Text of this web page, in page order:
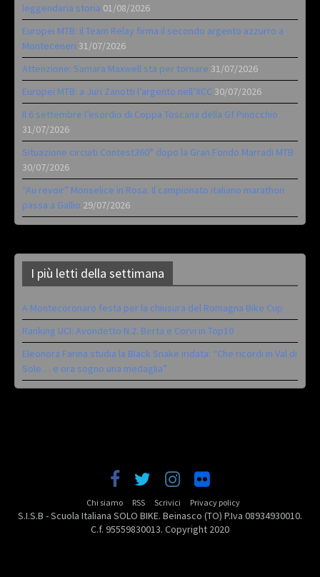
leggendaria storia 01/08/2026
Europei MTB: il Team Relay firma il secondo argento azzurro a
Monteceneri 31/07/2026
Attenzione: Samara Maxwell sta per tornare 31/07/2026
Europei MTB: a Juri Zanotti l’argento nell’XCC 30/07/2026
Il 6 settembre l’esordio di Coppa Toscana della Gf Pinocchio
31/07/2026
Situazione circuiti Contest360° dopo la Gran Fondo Marradi MTB
30/07/2026
“Au revoir” Monselice in Rosa. Il campionato italiano marathon
passa a Gallio 29/07/2026
I più letti della settimana
A Montecoronaro festa per la chiusura del Romagna Bike Cup
Ranking UCI: Avondetto N.2. Berta e Corvi in Top10
Eleonora Farina studia la Black Snake iridata: “Che ricordi in Val di
Sole… e ora sogno una medaglia”
Chi siamo RSS Scrivici Privacy policy
S.I.S.B - Scuola Italiana SOLO BIKE. Beinasco (TO) P.Iva 08934930010.
C.f. 95559830013. Copyright 2020